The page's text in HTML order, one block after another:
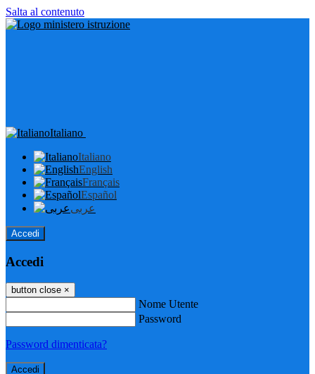
Salta al contenuto
Italiano
Italiano
English
Français
Español
عربى
Accedi
Accedi
button close ×
Nome Utente
Password
Password dimenticata?